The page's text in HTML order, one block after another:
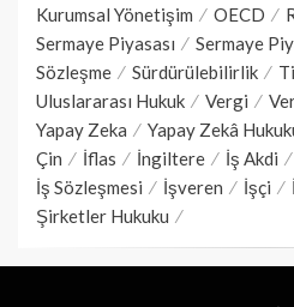
Kurumsal Yönetişim
OECD
Sermaye Piyasası
Sermaye
Sözleşme
Sürdürülebilirlik
Uluslararası Hukuk
Vergi
Yapay Zeka
Yapay Zekâ
Çin
İflas İngiltere İş Akdi
İş Sözleşmesi
İşveren İşçi
Şirketler Hukuku